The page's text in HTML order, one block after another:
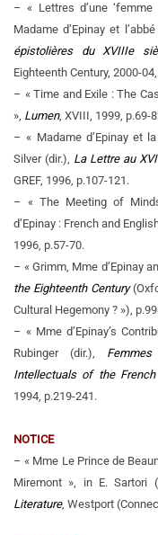
– « Lettres d’une
Madame d’Epinay et
épistolières du XVIIIe
Eighteenth Century, 2000-
– « Time and Exile : The
», Lumen, XVIII, 1999, p.69-
– « Madame d’Epinay et
Silver (dir.), La Lettre au
GREF, 1996, p.107-121.
– « The Meeting of
d’Epinay : French and
1996, p.57-70.
– « Grimm, Mme d’Epinay
the Eighteenth Century
Cultural Hegemony ? »),
– « Mme d’Epinay’s
Rubinger (dir.),
Intellectuals of the French
1994, p.219-241.
NOTICE
– « Mme Le Prince de
Miremont », in E. Sartori
Literature, Westport